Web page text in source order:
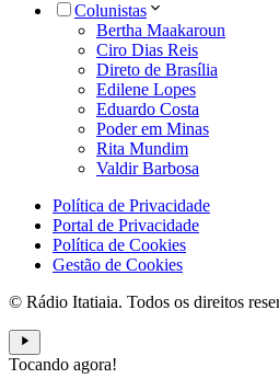
Colunistas
Bertha Maakaroun
Ciro Dias Reis
Direto de Brasília
Edilene Lopes
Eduardo Costa
Poder em Minas
Rita Mundim
Valdir Barbosa
Política de Privacidade
Portal de Privacidade
Política de Cookies
Gestão de Cookies
© Rádio Itatiaia. Todos os direitos
Tocando agora!